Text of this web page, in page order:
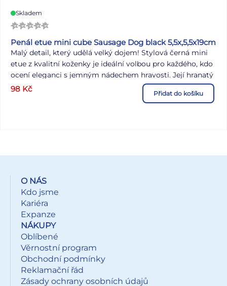
Skladem
Penál etue mini cube Sausage Dog black 5,5x,5,5x19cm
Malý detail, který udělá velký dojem! Stylová černá mini
etue z kvalitní koženky je ideální volbou pro každého, kdo
ocení eleganci s jemným nádechem hravosti. Její hranatý
tvar působí moderně a kompaktně, přesto ukrývá
praktický prostor pro tužky, propisky či drobnosti, které
saponátu Barva: černá Motiv: jezevčík Uvedená cena je za
1 ks.
98 Kč Přidat do košíku
O NÁS
Kdo jsme
Kariéra
Expanze
NÁKUPY
Oblíbené
Věrnostní program
Obchodní podmínky
Reklamační řád
Zásady ochrany osobních údajů